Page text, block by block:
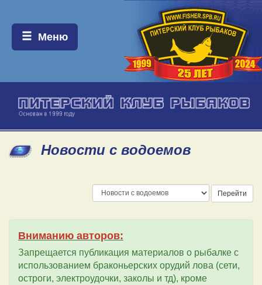
Меню:
Меню
Новости с водоемов
Перейти
Вниманию авторов:
Запрещается публикация материалов о рыбалке с
использованием браконьерских орудий лова (сети,
остроги, электроудочки, заколы и тд), кроме